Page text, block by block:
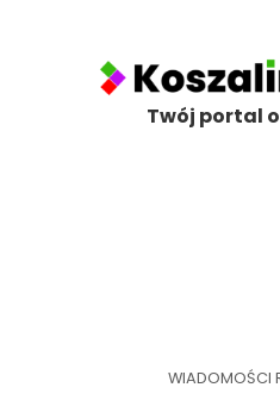
Twój portal
WIADOMOŚCI